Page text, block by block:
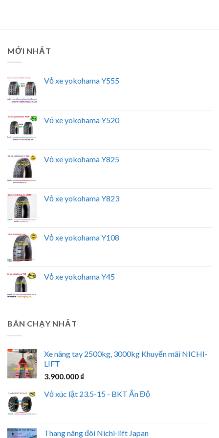
MỚI NHẤT
Vỏ xe yokohama Y555
Vỏ xe yokohama Y520
Vỏ xe yokohama Y825
Vỏ xe yokohama Y823
Vỏ xe yokohama Y108
Vỏ xe yokohama Y45
BÁN CHẠY NHẤT
Xe nâng tay 2500kg, 3000kg Khuyến mãi NICHI-
LIFT
3.900.000 ₫
Vỏ xúc lật 23.5-15 - BKT Ấn Độ
Thang nâng đôi Nichi-lift Japan